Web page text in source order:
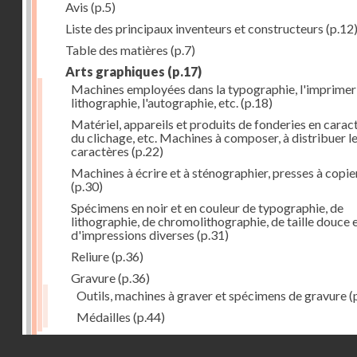
Avis (p.5)
Liste des principaux inventeurs et constructeurs (p.12)
Table des matières (p.7)
Arts graphiques (p.17)
Machines employées dans la typographie,
lithographie, l'autographie, etc. (p.18)
Matériel, appareils et produits de fonderies en
du clichage, etc. Machines à composer, à distribuer
caractères (p.22)
Machines à écrire et à sténographier, presses à
(p.30)
Spécimens en noir et en couleur de typographie, de
lithographie, de chromolithographie, de taille douce
d'impressions diverses (p.31)
Reliure(p.36)
Gravure(p.36)
Outils, machines à graver et spécimens de gravure
Médailles (p.44)